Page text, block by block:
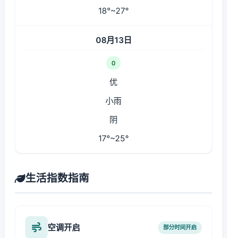
18°~27°
08月13日
0
优
小雨
阴
17°~25°
生活指数指南
空调开启 部分时间开启